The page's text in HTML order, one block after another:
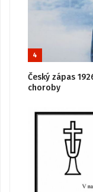
4
Český zápas
choroby